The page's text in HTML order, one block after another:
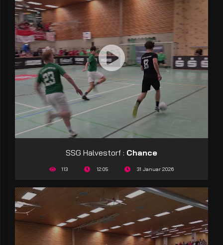
SSG Halvestorf : Chance
113 12:05 31 Januar 2026